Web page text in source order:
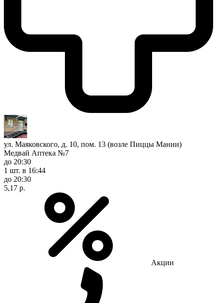
ул. Маяковского, д. 10, пом. 13 (возле Пиццы Мании)
Медвай Аптека №7
до 20:30
1 шт. в 16:44
до 20:30
5,17 р.
Акции